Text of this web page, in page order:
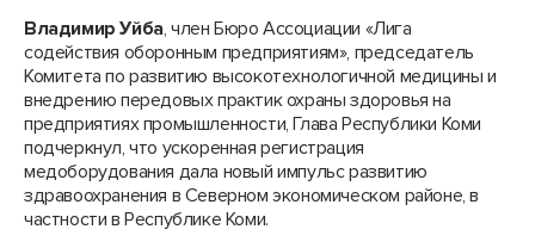
Владимир Уйба, член Бюро Ассоциации «Лига
содействия оборонным предприятиям», председатель
Комитета по развитию высокотехнологичной медицины и
внедрению передовых практик охраны здоровья на
предприятиях промышленности, Глава Республики Коми
подчеркнул, что ускоренная регистрация
медоборудования дала новый импульс развитию
здравоохранения в Северном экономическом районе, в
частности в Республике Коми.